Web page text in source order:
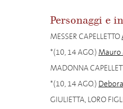
Personaggi e
MESSER CAPELLETTO
*(10, 14 AGO.)
MADONNA
*(10, 14 AGO.)
GIULIETTA, LORO